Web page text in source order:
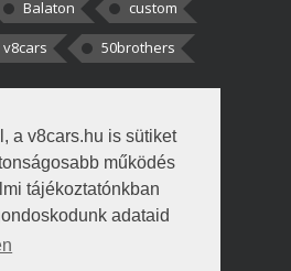
a v8cars.hu is sütiket
működés
tájékoztatónkban
adataid
Balaton
custom
v8cars 50brothers
Elszúrtam! Én csak két
Nem tudtam, hogy fél autót,
nagyon jó kérdés volt
amikor